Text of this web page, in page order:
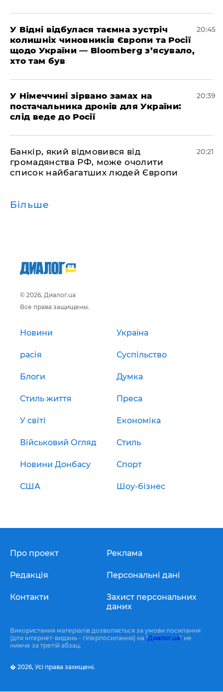
​У Відні відбулася таємна зустріч
колишніх чиновників Європи та Росії
щодо України — Bloomberg з’ясувало,
хто там був
20:45
​У Німеччині зірвано замах на
постачальника дронів для України:
слід веде до Росії
20:39
​Банкір, який відмовився від
громадянства РФ, може очолити
список найбагатших людей Європи
20:21
Більше
© 2026, Диалог.ua
Все права защищены.
Новини Україна
расія Суспільство
Блоги Думка
Стиль життя Преса
У світі Економіка
Військовий Огляд Стиль
Новини Донбасу Спорт
США Шоу-бізнес
Про проект
Редакція
Контакти
Реклама
Персональні дані
Захист персональних
даних
Використання матеріалів дозволяється за умови посилання
(для інтернет-видань - гіперпосилання) на "Диалог.ua" не
нижче за третій абзац.
� 2026, Усі права захищені.